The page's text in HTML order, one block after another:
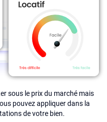
sous le prix du marché mais
pouvez appliquer dans la
de votre bien.